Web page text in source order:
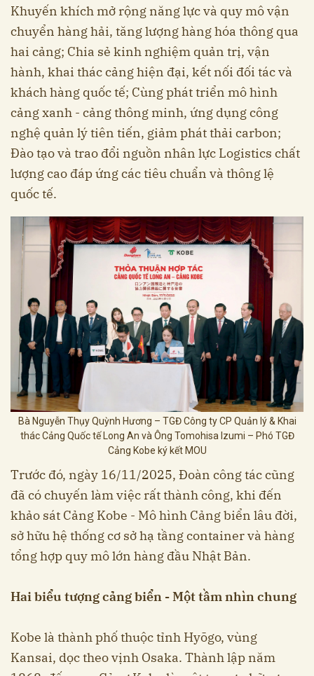
Khuyến khích mở rộng năng lực và quy mô vận
chuyển hàng hải, tăng lượng hàng hóa thông qua
hai cảng; Chia sẻ kinh nghiệm quản trị, vận
hành, khai thác cảng hiện đại, kết nối đối tác và
khách hàng quốc tế; Cùng phát triển mô hình
cảng xanh - cảng thông minh, ứng dụng công
nghệ quản lý tiên tiến, giảm phát thải carbon;
Đào tạo và trao đổi nguồn nhân lực Logistics chất
lượng cao đáp ứng các tiêu chuẩn và thông lệ
quốc tế.
Bà Nguyễn Thụy Quỳnh Hương – TGĐ Công ty CP Quản lý & Khai
thác Cảng Quốc tế Long An và Ông Tomohisa Izumi – Phó TGĐ
Cảng Kobe ký kết MOU
Trước đó, ngày 16/11/2025, Đoàn công tác cũng
đã có chuyến làm việc rất thành công, khi đến
khảo sát Cảng Kobe - Mô hình Cảng biển lâu đời,
sở hữu hệ thống cơ sở hạ tầng container và hàng
tổng hợp quy mô lớn hàng đầu Nhật Bản.
Hai biểu tượng cảng biển - Một tầm nhìn chung
Kobe là thành phố thuộc tỉnh Hyōgo, vùng
Kansai, dọc theo vịnh Osaka. Thành lập năm